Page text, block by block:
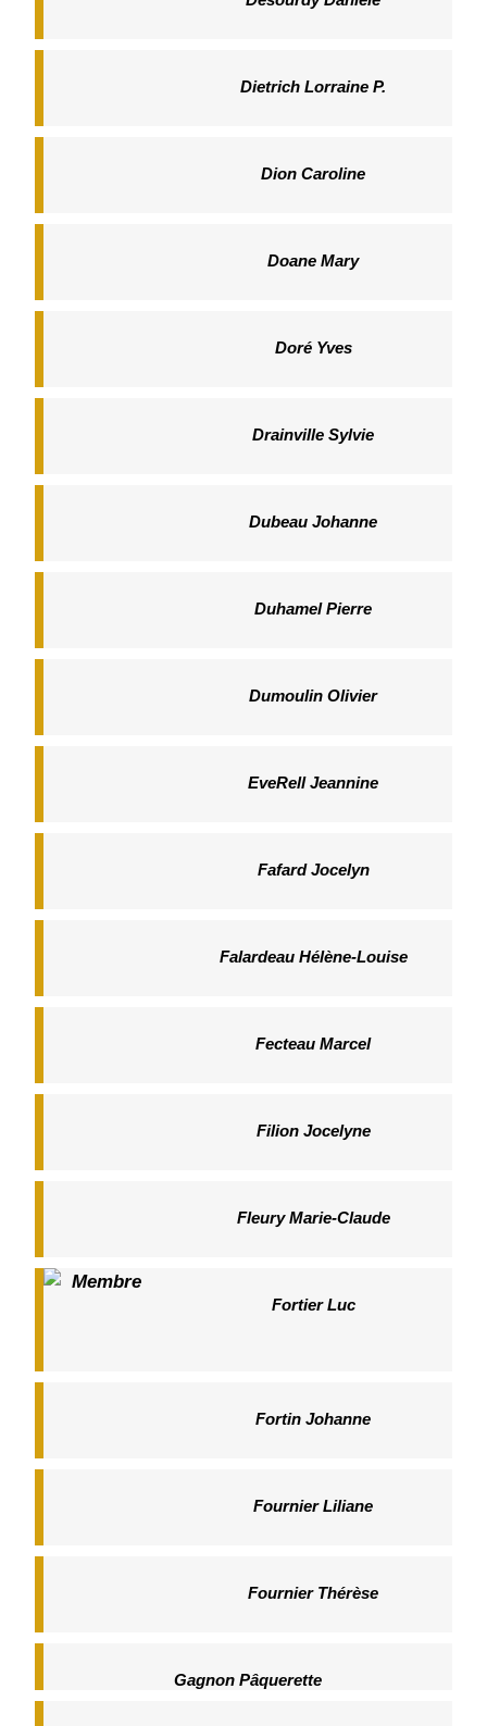
Dietrich Lorraine P.
Dion Caroline
Doane Mary
Doré Yves
Drainville Sylvie
Dubeau Johanne
Duhamel Pierre
Dumoulin Olivier
EveRell Jeannine
Fafard Jocelyn
Falardeau Hélène-Louise
Fecteau Marcel
Filion Jocelyne
Fleury Marie-Claude
Fortier Luc
Fortin Johanne
Fournier Liliane
Fournier Thérèse
Gagnon Pâquerette